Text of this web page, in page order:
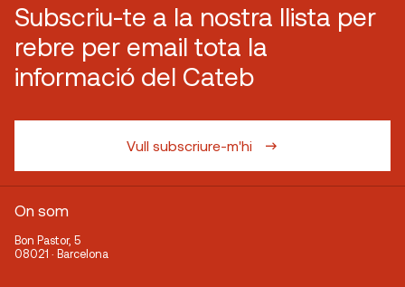
Subscriu-te a la nostra llista per
rebre per email tota la
informació del Cateb
Vull subscriure-m'hi
On som
Bon Pastor, 5
08021 · Barcelona